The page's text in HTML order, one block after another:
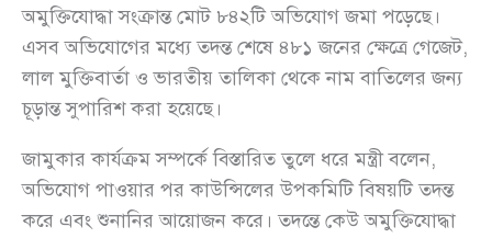
অমুক্তিযোদ্ধা সংক্রান্ত মোট ৮৪২টি অভিযোগ জমা পড়েছে।
এসব অভিযোগের মধ্যে তদন্ত শেষে ৪৮১ জনের ক্ষেত্রে গেজেট,
লাল মুক্তিবার্তা ও ভারতীয় তালিকা থেকে নাম বাতিলের জন্য
চূড়ান্ত সুপারিশ করা হয়েছে।
জামুকার কার্যক্রম সম্পর্কে বিস্তারিত তুলে ধরে মন্ত্রী বলেন,
অভিযোগ পাওয়ার পর কাউন্সিলের উপকমিটি বিষয়টি তদন্ত
করে এবং শুনানির আয়োজন করে। তদন্তে কেউ অমুক্তিযোদ্ধা